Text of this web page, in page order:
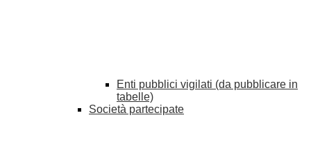
Enti pubblici vigilati (da pubblicare in
tabelle)
Società partecipate